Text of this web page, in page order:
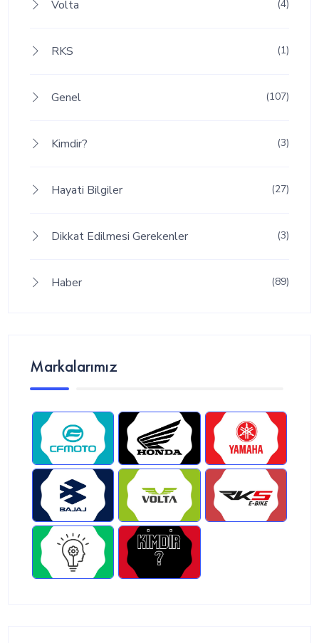
Volta (4)
RKS (1)
Genel (107)
Kimdir? (3)
Hayati Bilgiler (27)
Dikkat Edilmesi Gerekenler (3)
Haber (89)
Markalarımız